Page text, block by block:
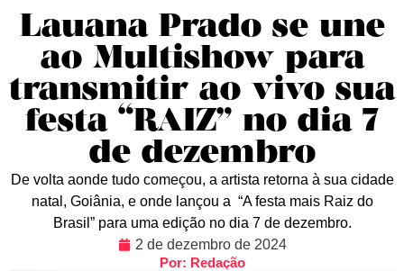
Lauana Prado se une
ao Multishow para
transmitir ao vivo sua
festa “RAIZ” no dia 7
de dezembro
De volta aonde tudo começou, a artista retorna à sua cidade
natal, Goiânia, e onde lançou a “A festa mais Raiz do
Brasil” para uma edição no dia 7 de dezembro.
2 de dezembro de 2024
Por: Redação